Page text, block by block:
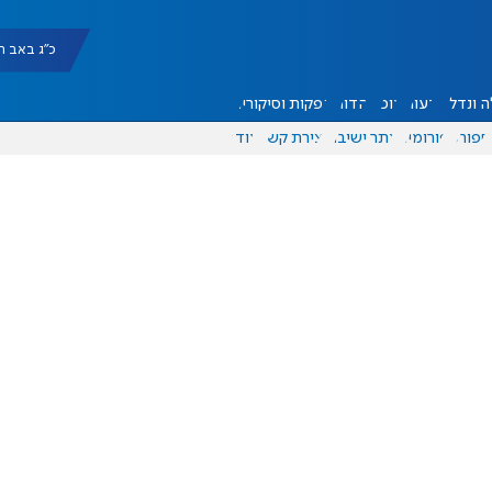
כ"ג באב תשפ"ו
ונדל"ן דעות אוכל יהדות הפקות וסיקורים
ספורט פורומים אתר ישיבה יצירת קשר עוד